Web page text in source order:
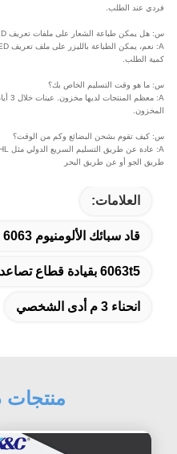
فردي عند الطلب.
س: هل يمكن طباعة الشعار على ملفات تعريف LED أو تعبئة OEM؟
كمية الطلب.
س: ما هو وقت التسليم الخاص بك؟
المخزون.
س: كيف تقوم بشحن البضائع وكم من الوقت؟
طريق الجو أو عن طريق البحر
العلامات:
قاد سبائك الألومنيوم 6063 T5 الشخصي
6063t5 بقيادة قطاع تصاعد قناة
انحناء 3 م أدى الشخصي
منتجات